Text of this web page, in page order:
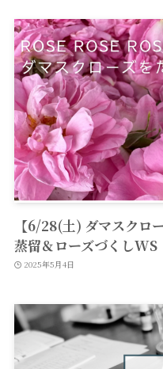
【6/28(土) ダマスクロ
蒸留＆ローズづくしWS
2025年5月4日